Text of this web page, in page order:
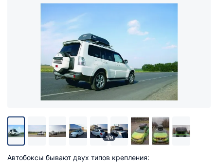
1/9
Автобоксы бывают двух типов крепления: